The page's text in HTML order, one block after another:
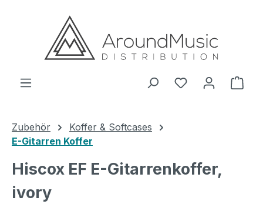
Zum Hauptinhalt springen
Zubehör
Koffer & Softcases
E-Gitarren Koffer
Hiscox EF E-Gitarrenkoffer,
ivory